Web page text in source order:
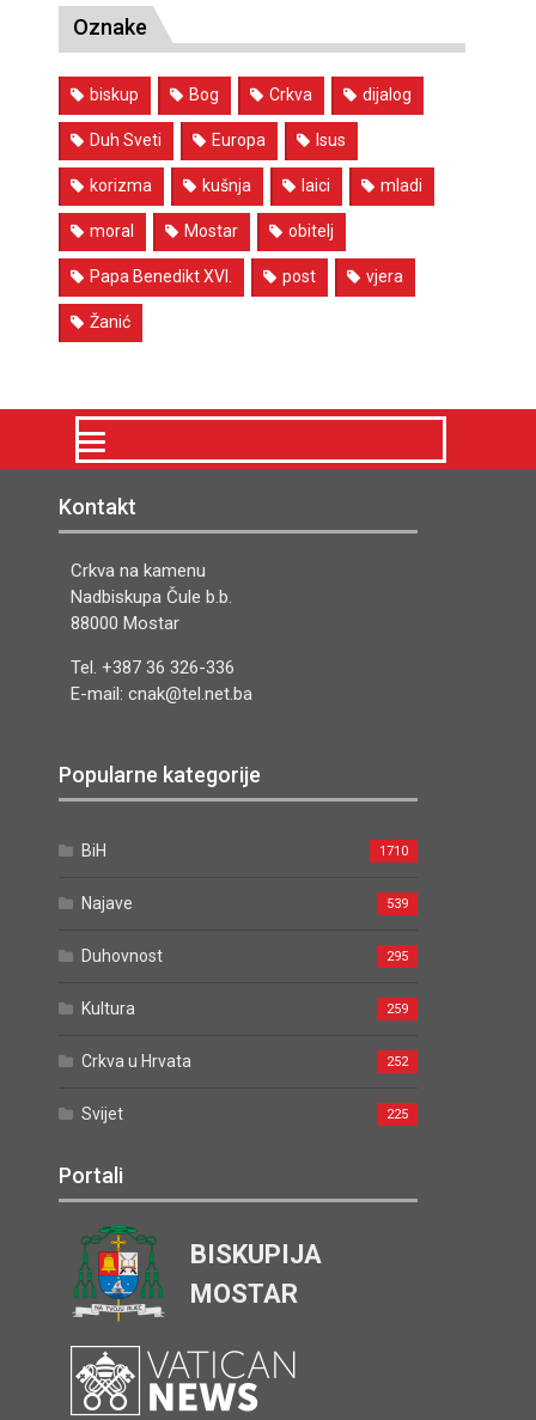
Oznake
biskup Bog Crkva dijalog
Duh Sveti Europa Isus
korizma kušnja laici mladi
moral Mostar obitelj
Papa Benedikt XVI. post vjera
Žanić
Kontakt
Crkva na kamenu
Nadbiskupa Čule b.b.
88000 Mostar
Tel. +387 36 326-336
E-mail: cnak@tel.net.ba
Popularne kategorije
BiH 1710
Najave 539
Duhovnost 295
Kultura 259
Crkva u Hrvata 252
Svijet 225
Portali
BISKUPIJA
MOSTAR